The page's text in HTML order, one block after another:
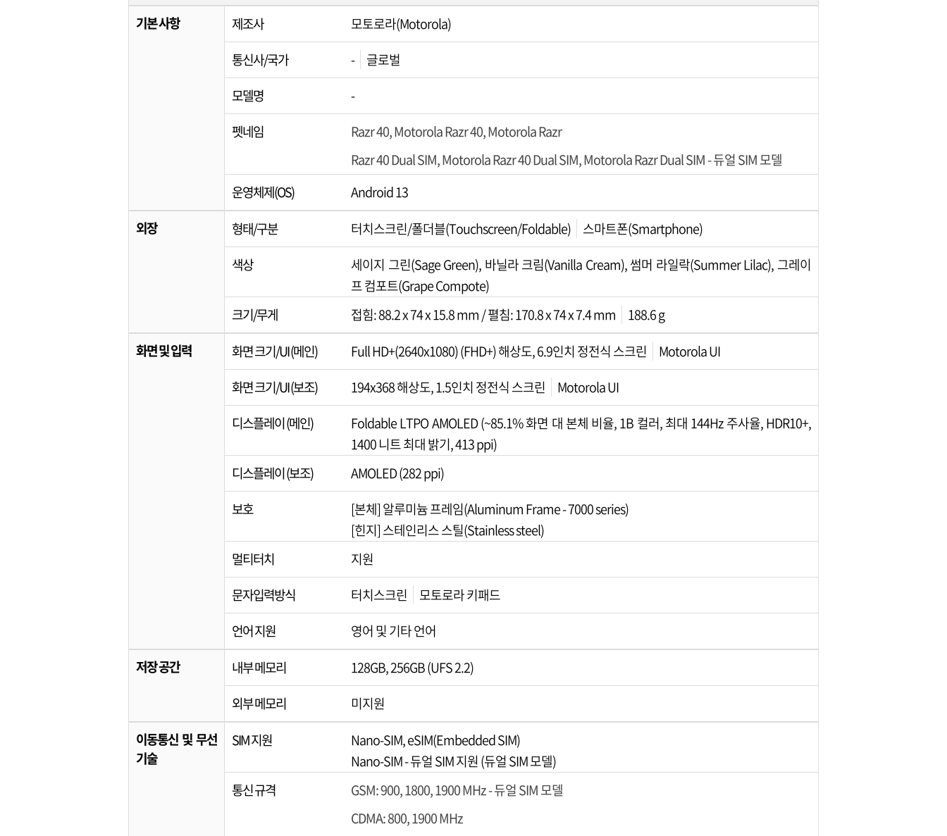
기본 사항 제조사
모토로라(Motorola)
통신사/국가
-
글로벌
모델명
-
펫네임
Razr 40, Motorola Razr 40, Motorola Razr
Razr 40 Dual SIM, Motorola Razr 40 Dual SIM, Motorola Razr Dual SIM - 듀얼 SIM 모델
운영체제(OS)
Android 13
외장
형태/구분 터치스크린/폴더블(Touchscreen/Foldable)
스마트폰(Smartphone)
색상
세이지 그린(Sage Green), 바닐라 크림(Vanilla Cream), 썸머 라일락(Summer Lilac), 그레이
프 컴포트(Grape Compote)
크기/무게
접힘: 88.2 x 74 x 15.8 mm / 펼침: 170.8 x 74 x 7.4 mm
188.6 g
화면 및 입력
화면 크기/UI (메인) Full HD+(2640x1080) (FHD+) 해상도, 6.9인치 정전식 스크린
Motorola UI
화면 크기/UI (보조)
194x368 해상도, 1.5인치 정전식 스크린
Motorola UI
디스플레이 (메인)
Foldable LTPO AMOLED (~85.1% 화면 대 본체 비율, 1B 컬러, 최대 144Hz 주사율, HDR10+,
1400 니트 최대 밝기, 413 ppi)
디스플레이 (보조)
AMOLED (282 ppi)
보호
[본체] 알루미늄 프레임(Aluminum Frame - 7000 series)
[힌지] 스테인리스 스틸(Stainless steel)
멀티터치
지원
문자입력방식
터치스크린
모토로라 키패드
언어 지원
영어 및 기타 언어
저장 공간
내부 메모리
128GB, 256GB (UFS 2.2)
외부 메모리
미지원
이동통신 및 무선
기술
SIM 지원
Nano-SIM, eSIM(Embedded SIM)
Nano-SIM - 듀얼 SIM 지원 (듀얼 SIM 모델)
통신 규격
GSM: 900, 1800, 1900 MHz - 듀얼 SIM 모델
CDMA: 800, 1900 MHz